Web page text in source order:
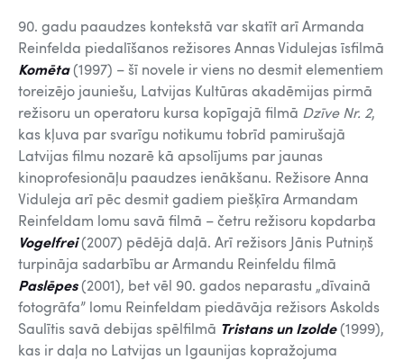
90. gadu paaudzes kontekstā var skatīt arī Armanda
Reinfelda piedalīšanos režisores Annas Vidulejas īsfilmā
Komēta (1997) – šī novele ir viens no desmit elementiem
toreizējo jauniešu, Latvijas Kultūras akadēmijas pirmā
režisoru un operatoru kursa kopīgajā filmā Dzīve Nr. 2,
kas kļuva par svarīgu notikumu tobrīd pamirušajā
Latvijas filmu nozarē kā apsolījums par jaunas
kinoprofesionāļu paaudzes ienākšanu. Režisore Anna
Viduleja arī pēc desmit gadiem piešķīra Armandam
Reinfeldam lomu savā filmā – četru režisoru kopdarba
Vogelfrei (2007) pēdējā daļā. Arī režisors Jānis Putniņš
turpināja sadarbību ar Armandu Reinfeldu filmā
Paslēpes (2001), bet vēl 90. gados neparastu „dīvainā
fotogrāfa” lomu Reinfeldam piedāvāja režisors Askolds
Saulītis savā debijas spēlfilmā Tristans un Izolde(1999),
kas ir daļa no Latvijas un Igaunijas kopražojuma